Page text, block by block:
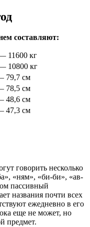
составляют:
11600 кг
10800 кг
79,7 см
78,5 см
48,6 см
47,3 см
говорить несколько
«ням», «би-би», «ав-
пассивный
названия почти всех
ежедневно в его
еще не может, но
предмет.